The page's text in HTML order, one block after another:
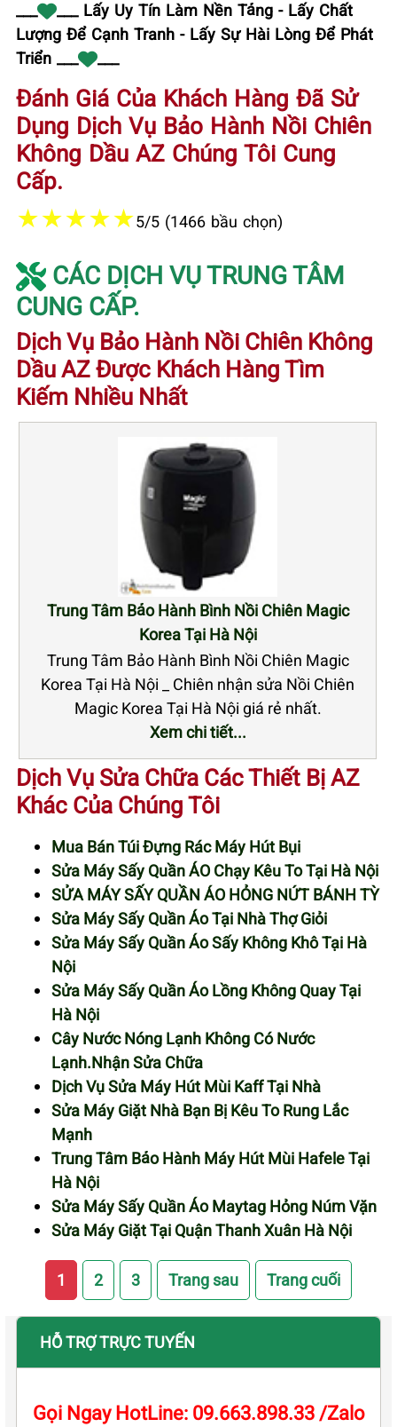
___
___ Lấy Uy Tín Làm Nền Tảng - Lấy Chất
Lượng Để Cạnh Tranh - Lấy Sự Hài Lòng Để Phát
Triển ___
___
Đánh Giá Của Khách Hàng Đã Sử
Dụng Dịch Vụ Bảo Hành Nồi Chiên
Không Dầu AZ Chúng Tôi Cung
Cấp.
★★★★★5/5 (1466 bầu chọn)
CÁC DỊCH VỤ TRUNG TÂM
CUNG CẤP.
Dịch Vụ Bảo Hành Nồi Chiên Không
Dầu AZ Được Khách Hàng Tìm
Kiếm Nhiều Nhất
Trung Tâm Bảo Hành Bình Nồi Chiên Magic
Korea Tại Hà Nội
Trung Tâm Bảo Hành Bình Nồi Chiên Magic
Korea Tại Hà Nội _ Chiên nhận sửa Nồi Chiên
Magic Korea Tại Hà Nội giá rẻ nhất.
Xem chi tiết...
Dịch Vụ Sửa Chữa Các Thiết Bị AZ
Khác Của Chúng Tôi
Mua Bán Túi Đựng Rác Máy Hút Bụi
Sửa Máy Sấy Quần ÁO Chạy Kêu To Tại Hà Nội
SỬA MÁY SẤY QUẦN ÁO HỎNG NỨT BÁNH TỲ
Sửa Máy Sấy Quần Áo Tại Nhà Thợ Giỏi
Sửa Máy Sấy Quần Áo Sấy Không Khô Tại Hà
Nội
Sửa Máy Sấy Quần Áo Lồng Không Quay Tại
Hà Nội
Cây Nước Nóng Lạnh Không Có Nước
Lạnh.Nhận Sửa Chữa
Dịch Vụ Sửa Máy Hút Mùi Kaff Tại Nhà
Sửa Máy Giặt Nhà Bạn Bị Kêu To Rung Lắc
Mạnh
Trung Tâm Bảo Hành Máy Hút Mùi Hafele Tại
Hà Nội
Sửa Máy Sấy Quần Áo Maytag Hỏng Núm Vặn
Sửa Máy Giặt Tại Quận Thanh Xuân Hà Nội
1 2 3 Trang sau Trang cuối
HỖ TRỢ TRỰC TUYẾN
Gọi Ngay HotLine: 09.663.898.33 /Zalo